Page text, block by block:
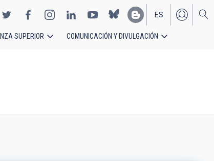
EN
ES
SUPERIOR COMUNICACIÓN Y DIVULGACIÓN